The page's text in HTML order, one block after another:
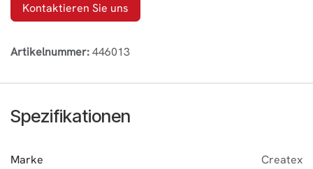
Kontaktieren Sie uns
Artikelnummer:446013
Spezifikationen
Marke Createx